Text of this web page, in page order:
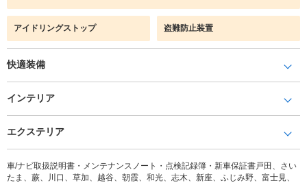
アイドリングストップ 盗難防止装置
快適装備
インテリア
エクステリア
車/ナビ取扱説明書・メンテナンスノート・点検記録簿・新車保証書戸田、さい
たま、蕨、川口、草加、越谷、朝霞、和光、志木、新座、ふじみ野、富士見、